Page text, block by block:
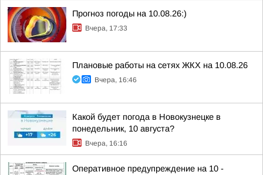
Прогноз погоды на 10.08.26:)
Вчера, 17:33
Плановые работы на сетях ЖКХ на 10.08.26
Вчера, 16:46
Какой будет погода в Новокузнецке в
понедельник, 10 августа?
Вчера, 16:16
Оперативное предупреждение на 10 -